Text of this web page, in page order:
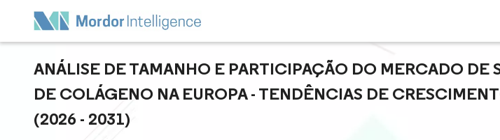
ANÁLISE DE TAMANHO E PARTICIPAÇÃO DO MERCADO DE
DE COLÁGENO NA EUROPA - TENDÊNCIAS DE
(2026 - 2031)